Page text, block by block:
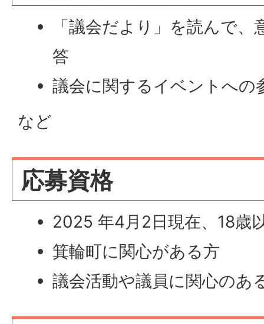
「議会だより」を読んで
答
議会に関するイベントへの
など
応募資格
2025 年4月2日現在、18歳
箕輪町に関心がある方
議会活動や議員に関心のあ